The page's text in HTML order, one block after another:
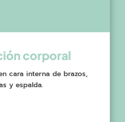
corporal
cara interna de brazos,
y espalda.